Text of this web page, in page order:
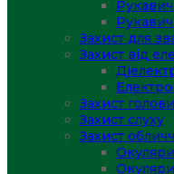
Захист для
Захист від
Захист голови
Захист слуху
Захист
Окуляри
Окуляри